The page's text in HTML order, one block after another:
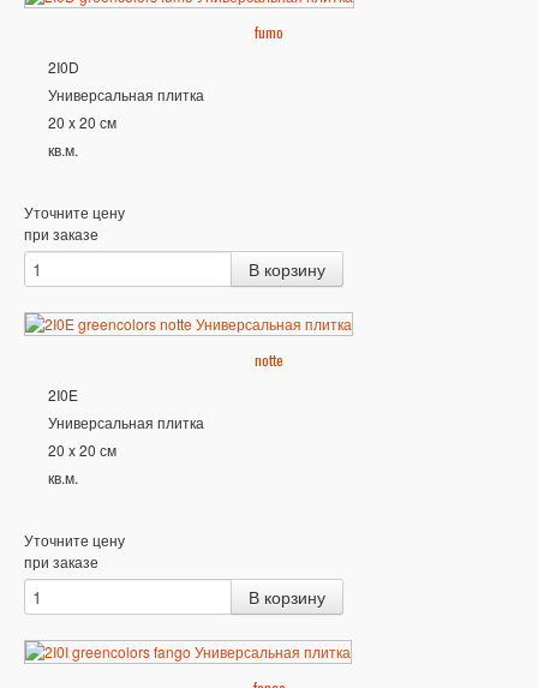
fumo
2I0D
Универсальная плитка
20 x 20 см
кв.м.
Уточните цену
при заказе
notte
2I0E
Универсальная плитка
20 x 20 см
кв.м.
Уточните цену
при заказе